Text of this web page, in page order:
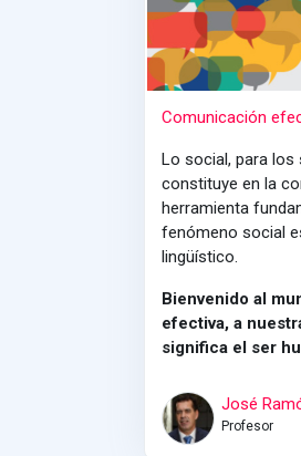
Comunicación
Lo social, para los
constituye en la
herramienta
fenómeno social
lingüístico.
Bienvenido al
efectiva, a
significa el ser
José
Profesor